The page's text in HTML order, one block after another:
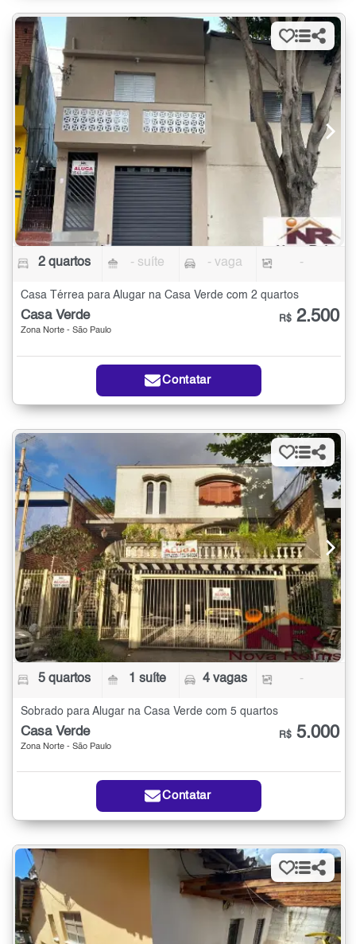
2 quartos - suíte - vaga -
Casa Térrea para Alugar na Casa Verde com 2 quartos
Casa Verde
Zona Norte - São Paulo
R$ 2.500
Contatar
5 quartos 1 suíte 4 vagas -
Sobrado para Alugar na Casa Verde com 5 quartos
Casa Verde
Zona Norte - São Paulo
R$ 5.000
Contatar